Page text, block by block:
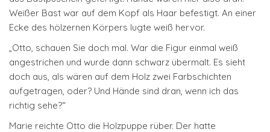
Weißer Bast war auf dem Kopf als Haar befestigt. An einer
Ecke des hölzernen Körpers lugte weiß hervor.
„Otto, schauen Sie doch mal. War die Figur einmal weiß
angestrichen und wurde dann schwarz übermalt. Es sieht
doch aus, als wären auf dem Holz zwei Farbschichten
aufgetragen, oder? Und Hände sind dran, wenn ich das
richtig sehe?“
Marie reichte Otto die Holzpuppe rüber. Der hatte